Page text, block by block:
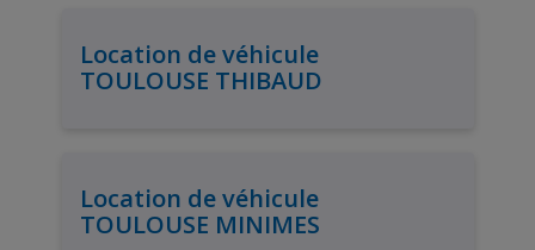
Location de véhicule
TOULOUSE THIBAUD
Location de véhicule
TOULOUSE MINIMES